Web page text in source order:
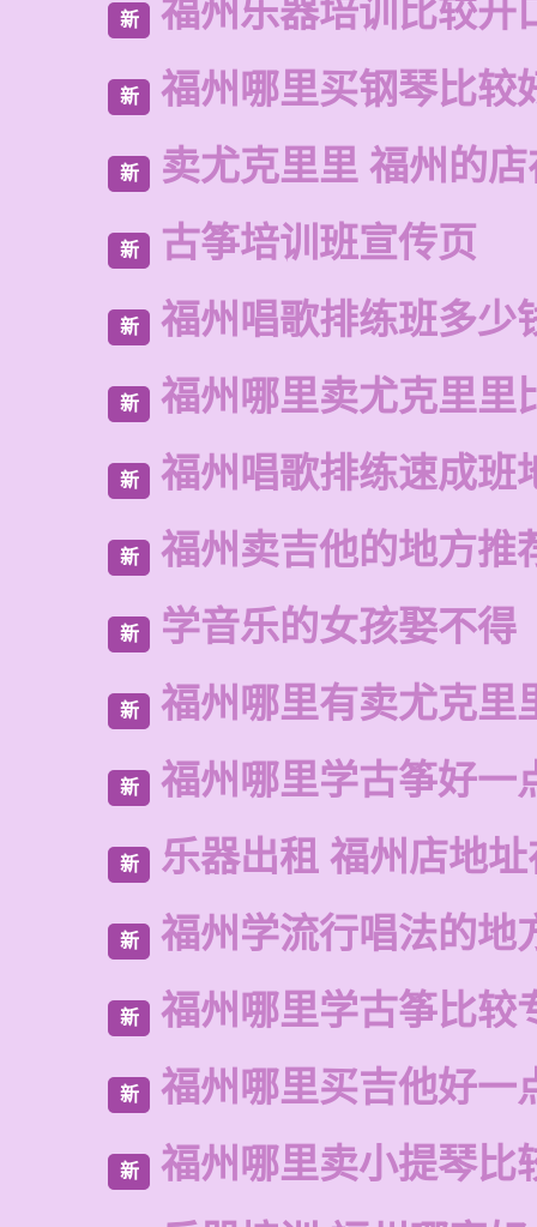
新 福州乐器培训比较开
新 福州哪里买钢琴比较
新 卖尤克里里 福州的
新 古筝培训班宣传页
新 福州唱歌排练班多少
新 福州哪里卖尤克里里
新 福州唱歌排练速成班
新 福州卖吉他的地方推
新 学音乐的女孩娶不得
新 福州哪里有卖尤克里
新 福州哪里学古筝好一
新 乐器出租 福州店地
新 福州学流行唱法的地
新 福州哪里学古筝比较
新 福州哪里买吉他好一
新
福州哪里卖小提琴比